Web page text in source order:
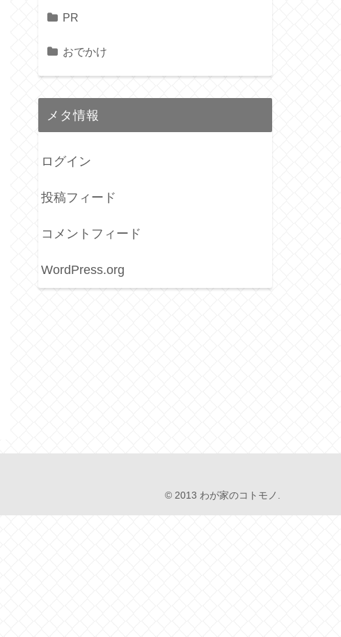
PR
おでかけ
メタ情報
ログイン
投稿フィード
コメントフィード
WordPress.org
© 2013 わが家のコトモノ.